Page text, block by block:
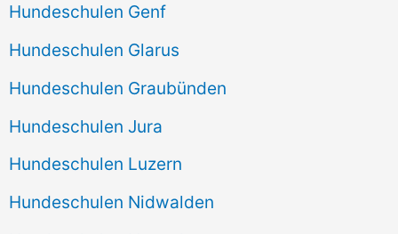
Hundeschulen Genf
Hundeschulen Glarus
Hundeschulen Graubünden
Hundeschulen Jura
Hundeschulen Luzern
Hundeschulen Nidwalden